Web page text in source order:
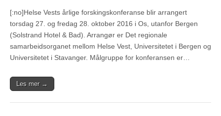
[:no]Helse Vests årlige forskingskonferanse blir arrangert
torsdag 27. og fredag 28. oktober 2016 i Os, utanfor Bergen
(Solstrand Hotel & Bad). Arrangør er Det regionale
samarbeidsorganet mellom Helse Vest, Universitetet i Bergen og
Universitetet i Stavanger. Målgruppe for konferansen er…
Les mer →